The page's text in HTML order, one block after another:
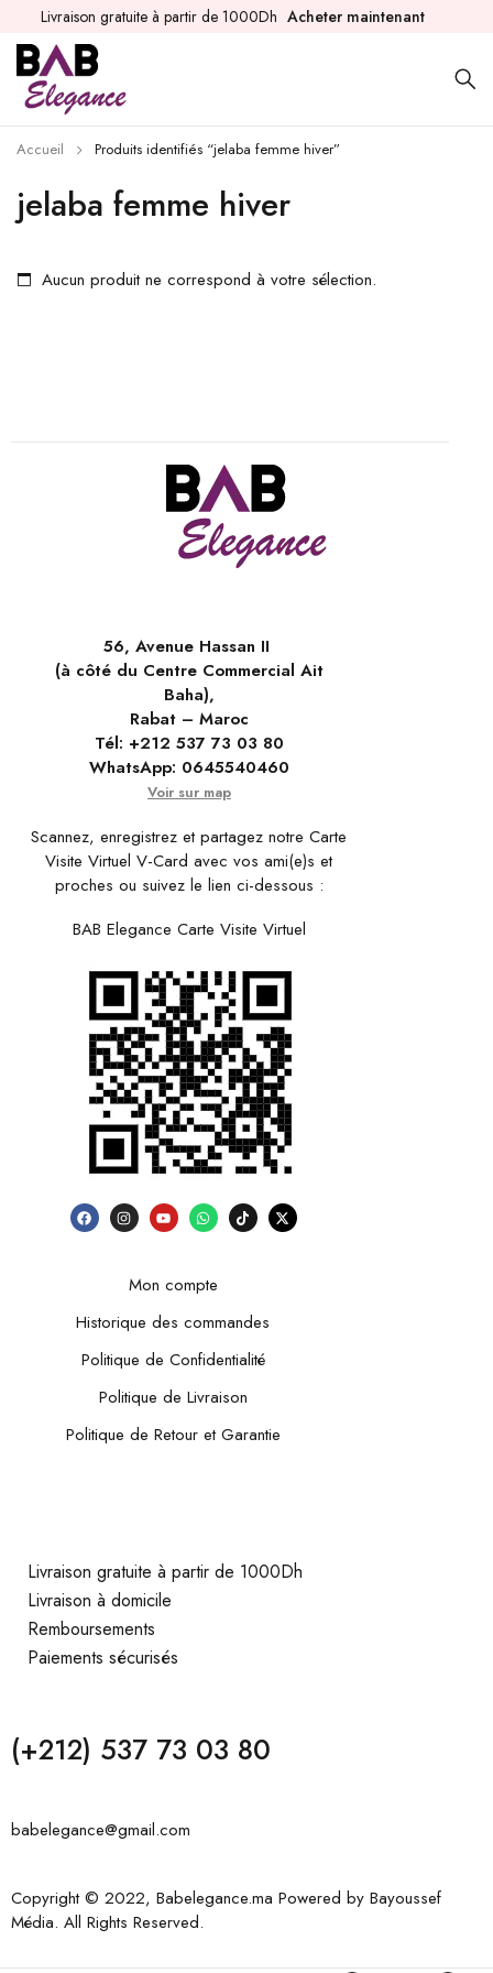
Livraison gratuite à partir de 1000Dh Acheter maintenant
jelaba femme hiver
Accueil Produits identifiés “jelaba femme hiver”
Aucun produit ne correspond à votre sélection.
56, Avenue Hassan II
(à côté du Centre Commercial Ait
Baha),
Rabat – Maroc
Tél: +212 537 73 03 80
WhatsApp: 0645540460
Voir sur map
Scannez, enregistrez et partagez notre Carte
Visite Virtuel V-Card avec vos ami(e)s et
proches ou suivez le lien ci-dessous :
BAB Elegance Carte Visite Virtuel
Mon compte
Historique des commandes
Politique de Confidentialité
Politique de Livraison
Politique de Retour et Garantie
Livraison gratuite à partir de 1000Dh
Livraison à domicile
Remboursements
Paiements sécurisés
(+212) 537 73 03 80
babelegance@gmail.com
Copyright © 2022, Babelegance.ma Powered by Bayoussef
Média. All Rights Reserved.